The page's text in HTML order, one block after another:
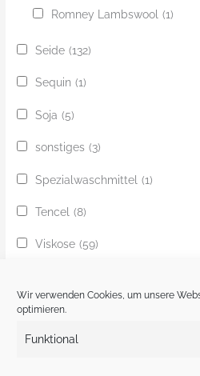
Wir verwenden Cookies, um unsere
optimieren.
Funktional
Romney Lambswool (1)
Seide (132)
Sequin (1)
Soja (5)
sonstiges (3)
Spezialwaschmittel (1)
Tencel (8)
Viskose (59)
Ziege
Zobel (1)